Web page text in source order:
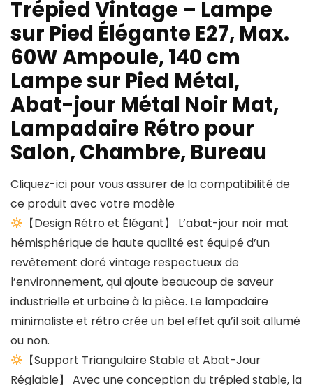
Trépied Vintage – Lampe
sur Pied Élégante E27, Max.
60W Ampoule, 140 cm
Lampe sur Pied Métal,
Abat-jour Métal Noir Mat,
Lampadaire Rétro pour
Salon, Chambre, Bureau
Cliquez-ici pour vous assurer de la compatibilité de
ce produit avec votre modèle
【Design Rétro et Élégant】 L’abat-jour noir mat
hémisphérique de haute qualité est équipé d’un
revêtement doré vintage respectueux de
l’environnement, qui ajoute beaucoup de saveur
industrielle et urbaine à la pièce. Le lampadaire
minimaliste et rétro crée un bel effet qu’il soit allumé
ou non.
【Support Triangulaire Stable et Abat-Jour
Réglable】 Avec une conception du trépied stable, la